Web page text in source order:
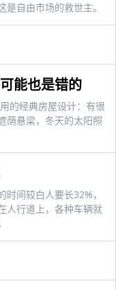
自由市场的救世主。
能也是错的
的经典房屋设计：有很
荫悬梁，冬天的太阳照
间较白人要长32%，
人行道上，各种车辆就